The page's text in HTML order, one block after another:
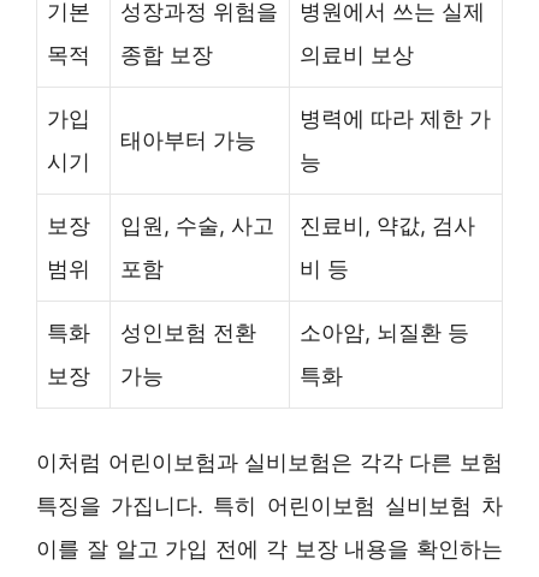
기본
목적
성장과정 위험을
종합 보장
병원에서 쓰는 실제
의료비 보상
가입
시기
태아부터 가능
병력에 따라 제한 가
능
보장
범위
입원, 수술, 사고
포함
진료비, 약값, 검사
비 등
특화
보장
성인보험 전환
가능
소아암, 뇌질환 등
특화
이처럼 어린이보험과 실비보험은 각각 다른 보험
특징을 가집니다. 특히 어린이보험 실비보험 차
이를 잘 알고 가입 전에 각 보장 내용을 확인하는